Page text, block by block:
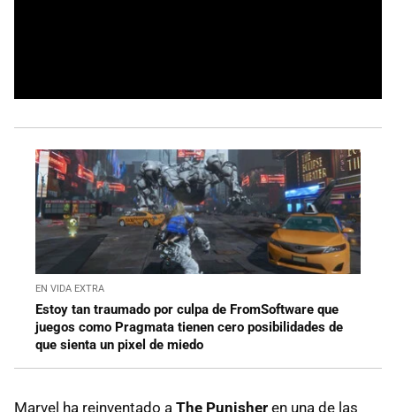
EN VIDA EXTRA
Estoy tan traumado por culpa de FromSoftware que
juegos como Pragmata tienen cero posibilidades de
que sienta un pixel de miedo
Marvel ha reinventado a The Punisher en una de las